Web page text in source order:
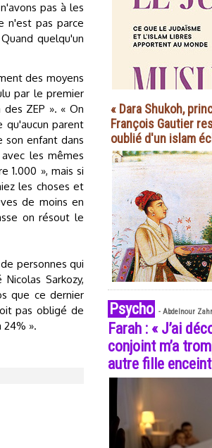
pas à les
n'est pas parce
quelqu'un
des moyens
par le premier
ZEP ». « On
parent
enfant dans
les mêmes
1.000 », mais si
les choses et
de moins en
on résout le
personnes qui
Sarkozy,
que ce dernier
pas obligé de
».
« Dara Shukoh,
François Gautier
oublié d'un islam
Psycho - Abdelnour
Farah : « J’ai
conjoint m’a
autre fille